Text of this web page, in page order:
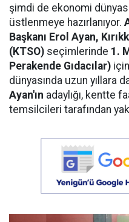
şimdi de ekonomi
üstlenmeye hazırlanıyor.
Başkanı Erol Ayan,
(KTSO) seçimlerinde 1.
Perakende Gıdacılar)
dünyasında uzun yıllara
Ayan'ın adaylığı, kentte
temsilcileri tarafından